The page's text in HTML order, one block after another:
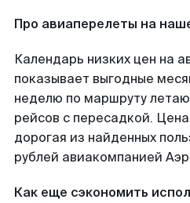
Про авиаперелеты на
Календарь низких цен на
показывает выгодные
неделю по маршруту
рейсов с пересадкой.
дорогая из найденных
рублей авиакомпанией
Как еще сэкономить